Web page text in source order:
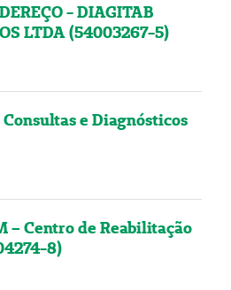
- DIAGITAB
LTDA (54003267-5)
e Diagnósticos
– Centro de Reabilitação
8)